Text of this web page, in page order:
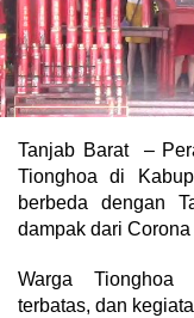
Tanjab Barat –
Tionghoa di
berbeda dengan
dampak dari
Warga Tionghoa
terbatas, dan